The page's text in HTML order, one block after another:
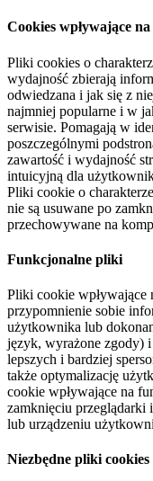
Cookies wpływające
Pliki cookies o
wydajność zbierają
odwiedzana i jak się z
najmniej popularne i w
serwisie. Pomagają w
poszczególnymi
zawartość i wydajność
intuicyjną dla
Pliki cookie o
nie są usuwane po
przechowywane na
Funkcjonalne pliki
Pliki cookie
przypomnienie sobie
użytkownika lub
język, wyrażone zgody)
lepszych i bardziej
także optymalizację
cookie wpływające na
zamknięciu przeglądarki
lub urządzeniu
Niezbędne pliki cookies